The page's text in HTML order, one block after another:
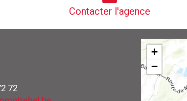
Contacter l'agence
72
+
−